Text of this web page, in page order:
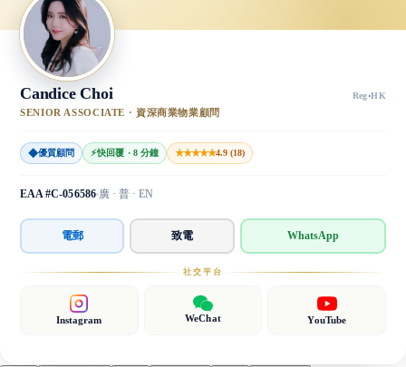
Candice Choi Reg·HK
SENIOR ASSOCIATE · 資深商業物業顧問
◆優質顧問 ⚡快回覆 · 8 分鐘 ★★★★★4.9 (18)
EAA #C-056586 廣 · 普 · EN
電郵 致電 WhatsApp
社交平台
Instagram WeChat YouTube